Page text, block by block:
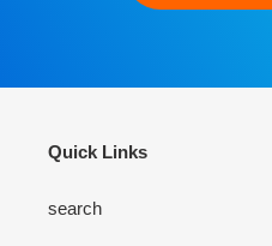
Quick Links
search